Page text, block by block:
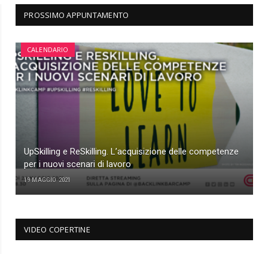
PROSSIMO APPUNTAMENTO
CALENDARIO
UpSkilling e ReSkilling. L’acquisizione delle competenze
per i nuovi scenari di lavoro
19 MAGGIO 2021
VIDEO COPERTINE